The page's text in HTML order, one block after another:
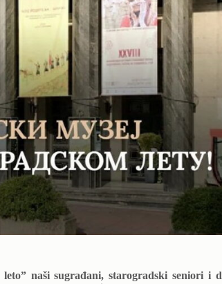
naši sugrađani, starogradski seniori i